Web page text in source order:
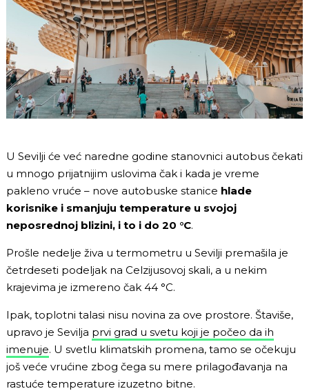
U Sevilji će već naredne godine stanovnici autobus čekati
u mnogo prijatnijim uslovima čak i kada je vreme
pakleno vruće – nove autobuske stanice hlade
korisnike i smanjuju temperature u svojoj
neposrednoj blizini, i to i do 20 °C.
Prošle nedelje živa u termometru u Sevilji premašila je
četrdeseti podeljak na Celzijusovoj skali, a u nekim
krajevima je izmereno čak 44 °C.
Ipak, toplotni talasi nisu novina za ove prostore. Štaviše,
upravo je Sevilja prvi grad u svetu koji je počeo da ih
imenuje. U svetlu klimatskih promena, tamo se očekuju
još veće vrućine zbog čega su mere prilagođavanja na
rastuće temperature izuzetno bitne.